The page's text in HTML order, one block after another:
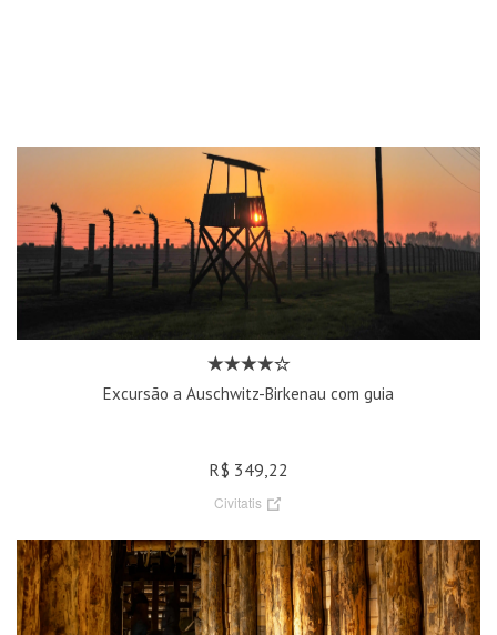
Excursão a Auschwitz-Birkenau com guia
R$ 349,22
Civitatis